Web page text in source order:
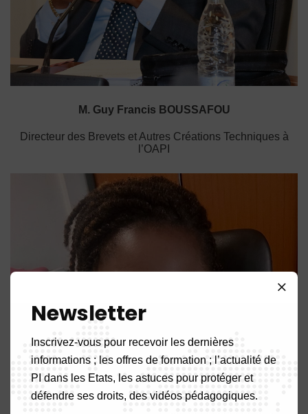
M. Guy Francis BOUSSAFOU
Directeur des Brevets et Autres Créations Techniques à
l’OAPI
Newsletter
Inscrivez-vous pour recevoir les dernières
informations ; les offres de formation ; l’actualité de
PI dans les Etats, les astuces pour protéger et
défendre ses droits, des vidéos pédagogiques.